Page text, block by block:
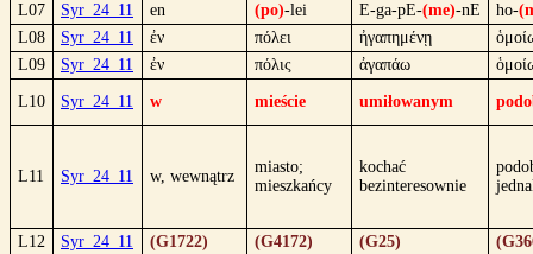
L07
Syr_24_11 en (po)-lei E-ga-pE-(me)-nE ho-
L08
Syr_24_11 ἐν πόλει ἠγαπημένῃ
L09
Syr_24_11 ἐν πόλις ἀγαπάω
L10 Syr_24_11 w mieście umiłowanym
L11 Syr_24_11 w, wewnątrz
miasto;
mieszkańcy
kochać
bezinteresownie
L12 Syr_24_11 (G1722) (G4172) (G25)